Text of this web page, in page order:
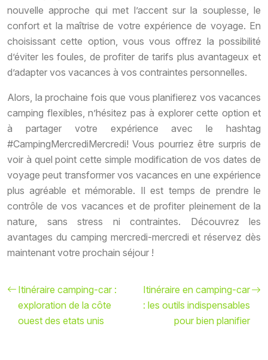
nouvelle approche qui met l’accent sur la souplesse, le
confort et la maîtrise de votre expérience de voyage. En
choisissant cette option, vous vous offrez la possibilité
d’éviter les foules, de profiter de tarifs plus avantageux et
d’adapter vos vacances à vos contraintes personnelles.
Alors, la prochaine fois que vous planifierez vos vacances
camping flexibles, n’hésitez pas à explorer cette option et
à partager votre expérience avec le hashtag
#CampingMercrediMercredi! Vous pourriez être surpris de
voir à quel point cette simple modification de vos dates de
voyage peut transformer vos vacances en une expérience
plus agréable et mémorable. Il est temps de prendre le
contrôle de vos vacances et de profiter pleinement de la
nature, sans stress ni contraintes. Découvrez les
avantages du camping mercredi-mercredi et réservez dès
maintenant votre prochain séjour !
Itinéraire camping-car :
exploration de la côte
ouest des etats unis
Itinéraire en camping-car
: les outils indispensables
pour bien planifier